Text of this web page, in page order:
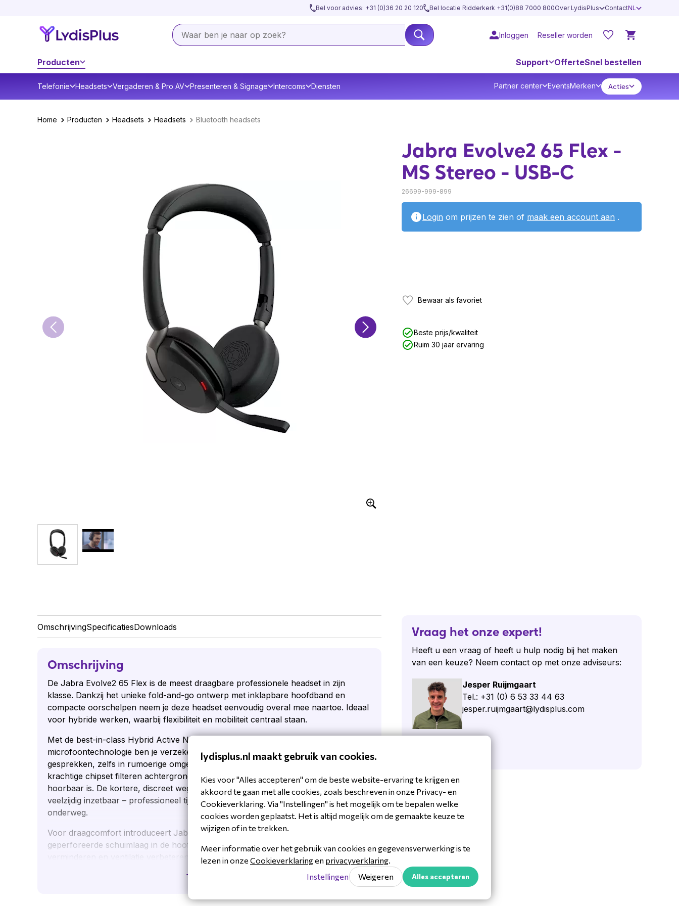
Bel voor advies: +31 (0)36 20 20 120 Bel locatie Ridderkerk +31(0)88 7000 800Over LydisPlus ContactNL
Inloggen Reseller worden
Producten Support OfferteSnel bestellen
Telefonie Headsets Vergaderen & Pro AV Presenteren & Signage Intercoms Diensten Partner center EventsMerken Acties
Home Producten Headsets Headsets Bluetooth headsets
Jabra Evolve2 65 Flex -
MS Stereo - USB-C
26699-999-899
Login om prijzen te zien of maak een account aan .
Bewaar als favoriet
Beste prijs/kwaliteit
Ruim 30 jaar ervaring
OmschrijvingSpecificatiesDownloads
Omschrijving
De Jabra Evolve2 65 Flex is de meest draagbare professionele headset in zijn
klasse. Dankzij het unieke fold-and-go ontwerp met inklapbare hoofdband en
compacte oorschelpen neem je deze headset eenvoudig overal mee naartoe. Ideaal
voor hybride werken, waarbij flexibiliteit en mobiliteit centraal staan.
Met de best-in-class Hybrid Active Noise Cancellation (ANC) en Jabra ClearVoice
microfoontechnologie ben je verzekerd van optimale concentratie en kristalheldere
gesprekken, zelfs in rumoerige omgevingen. Zes geïntegreerde microfoons en een
krachtige chipset filteren achtergrondgeluiden weg, zodat je stem altijd duidelijk
hoorbaar is. De kortere, discreet wegklapbare microfoonarm maakt de headset
veelzijdig inzetbaar – professioneel tijdens calls, onopvallend tijdens muziek of
onderweg.
Voor draagcomfort introduceert Jabra de Air Comfort-technologie: een
geperforeerde schuimlaag in de hoofdband en ultrazachte oorkussens die druk
verminderen en ventilatie verbeteren. Samen met het lichte gewicht van slechts 136
toonaangevende UC-platforms, waaronder Zoom en Google Meet. Dankzij de dual-
Toon meer
Vraag het onze expert!
Heeft u een vraag of heeft u hulp nodig bij het maken
van een keuze? Neem contact op met onze adviseurs:
Jesper Ruijmgaart
Tel.: +31 (0) 6 53 33 44 63
jesper.ruijmgaart@lydisplus.com
lydisplus.nl maakt gebruik van cookies.
Kies voor "Alles accepteren" om de beste website-ervaring te krijgen en
akkoord te gaan met alle cookies, zoals beschreven in onze Privacy- en
Cookieverklaring. Via "Instellingen" is het mogelijk om te bepalen welke
cookies worden geplaatst. Het is altijd mogelijk om de gemaakte keuze te
wijzigen of in te trekken.
Meer informatie over het gebruik van cookies en gegevensverwerking is te
lezen in onze Cookieverklaringen privacyverklaring
Instellingen
Weigeren Alles accepteren